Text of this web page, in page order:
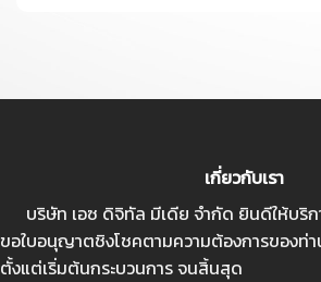
เกี่ยวกับเรา
บริษัท เอซ ดิจิทัล มีเดีย จำกัด ยินดีให้บริก
ขอใบอนุญาตชิงโชคตามความต้องการของท่
ตั้งแต่เริ่มต้นกระบวนการ จนสิ้นสุด